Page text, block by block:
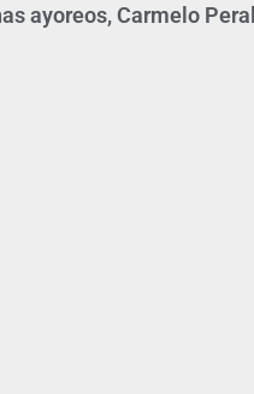
ayoreos, Carmelo